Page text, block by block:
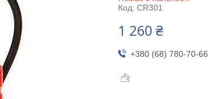
Код: CR301
1 260 ₴
+380 (68) 780-70-66